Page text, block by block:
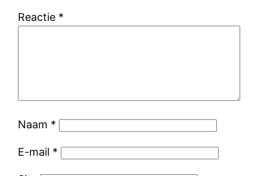
Reactie *
Naam *
E-mail *